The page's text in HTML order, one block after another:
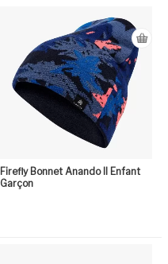
Firefly Bonnet Anando II Enfant
Garçon